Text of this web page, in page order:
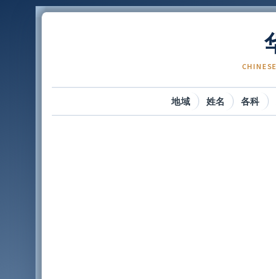
地域 姓名 各科